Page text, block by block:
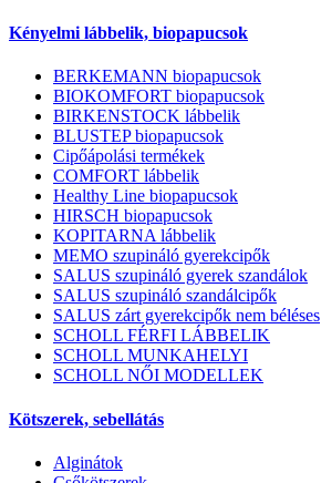
Kényelmi lábbelik, biopapucsok
BERKEMANN biopapucsok
BIOKOMFORT biopapucsok
BIRKENSTOCK lábbelik
BLUSTEP biopapucsok
Cipőápolási termékek
COMFORT lábbelik
Healthy Line biopapucsok
HIRSCH biopapucsok
KOPITARNA lábbelik
MEMO szupináló gyerekcipők
SALUS szupináló gyerek szandálok
SALUS szupináló szandálcipők
SALUS zárt gyerekcipők nem béléses
SCHOLL FÉRFI LÁBBELIK
SCHOLL MUNKAHELYI
SCHOLL NŐI MODELLEK
Kötszerek, sebellátás
Alginátok